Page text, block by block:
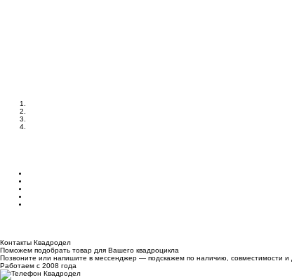
Контакты Квадродел
Поможем подобрать товар для Вашего квадроцикла
Позвоните или напишите в мессенджер — подскажем по наличию, совместимости и
Работаем с 2008 года